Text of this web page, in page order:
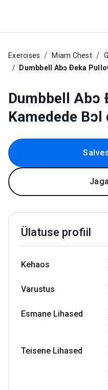
Exercises Miam Chest
Dumbbell Abɔ Ðeka
Dumbbell Abɔ
Kamedede Bɔl
Ülatuse profiil
Kehaos
Varustus
Esmane Lihased
Teisene Lihased